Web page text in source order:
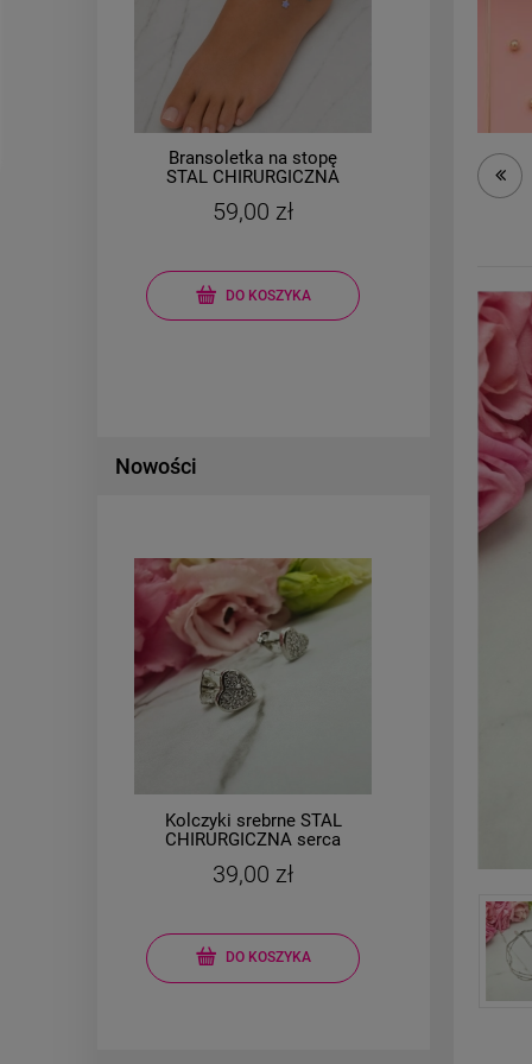
Bransoletka na stopę
STAL CHIRURGICZNA
59,00 zł
DO KOSZYKA
Nowości
Kolczyki srebrne STAL
CHIRURGICZNA serca
39,00 zł
DO KOSZYKA